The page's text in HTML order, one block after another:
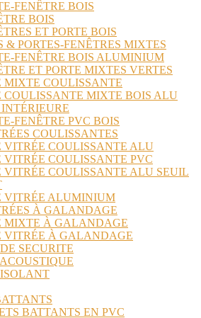
FENÊTRE BOIS
BOIS
ET PORTE BOIS
& PORTES-FENÊTRES MIXTES
FENÊTRE BOIS ALUMINIUM
ET PORTE MIXTES VERTES
MIXTE COULISSANTE
COULISSANTE MIXTE BOIS ALU
FENÊTRE PVC BOIS
COULISSANTES
VITRÉE COULISSANTE ALU
VITRÉE COULISSANTE PVC
VITRÉE COULISSANTE ALU SEUIL
VITRÉE ALUMINIUM
À GALANDAGE
MIXTE À GALANDAGE
VITRÉE À GALANDAGE
SECURITE
BATTANTS EN PVC